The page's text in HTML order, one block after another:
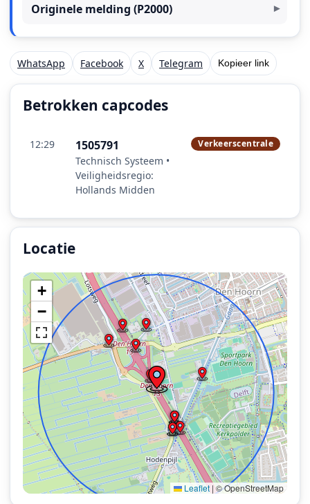
Originele melding (P2000)
WhatsApp Facebook X Telegram Kopieer link
Betrokken capcodes
12:29 1505791
Technisch Systeem •
Veiligheidsregio:
Hollands Midden
Verkeerscentrale
Locatie
+
−
Leaflet |© OpenStreetMap
Locatie van het incident: Rijksweg A4 R 55,6, Den